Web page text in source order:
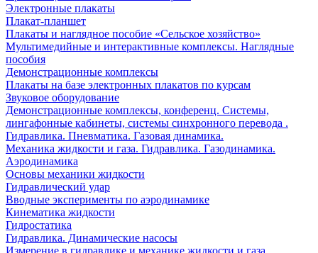
Электронные плакаты
Плакат-планшет
Плакаты и наглядное пособие «Сельское хозяйство»
Мультимедийные и интерактивные комплексы. Наглядные
пособия
Демонстрационные комплексы
Плакаты на базе электронных плакатов по курсам
Звуковое оборудование
Демонстрационные комплексы, конференц. Системы,
лингафонные кабинеты, системы синхронного перевода .
Гидравлика. Пневматика. Газовая динамика.
Механика жидкости и газа. Гидравлика. Газодинамика.
Аэродинамика
Основы механики жидкости
Гидравлический удар
Вводные эксперименты по аэродинамике
Кинематика жидкости
Гидростатика
Гидравлика. Динамические насосы
Измерение в гидравлике и механике жидкости и газа